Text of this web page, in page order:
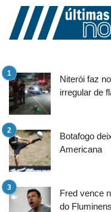
Niterói faz
irregular de
Botafogo
Americana
Fred vence
do